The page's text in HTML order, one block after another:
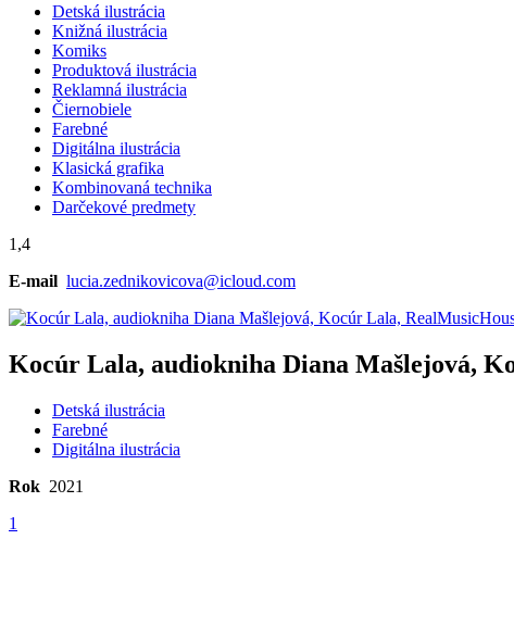
Detská ilustrácia
Knižná ilustrácia
Komiks
Produktová ilustrácia
Reklamná ilustrácia
Čiernobiele
Farebné
Digitálna ilustrácia
Klasická grafika
Kombinovaná technika
Darčekové predmety
1,4
E-mail lucia.zednikovicova@icloud.com
Kocúr Lala, audiokniha Diana Mašlejová,
Detská ilustrácia
Farebné
Digitálna ilustrácia
Rok 2021
1